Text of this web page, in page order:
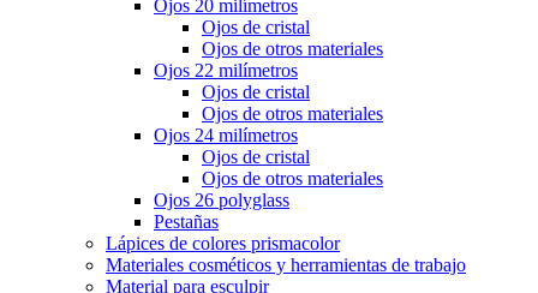
Ojos 20 milímetros
Ojos de cristal
Ojos de otros materiales
Ojos 22 milímetros
Ojos de cristal
Ojos de otros materiales
Ojos 24 milímetros
Ojos de cristal
Ojos de otros materiales
Ojos 26 polyglass
Pestañas
Lápices de colores prismacolor
Materiales cosméticos y herramientas de trabajo
Material para esculpir